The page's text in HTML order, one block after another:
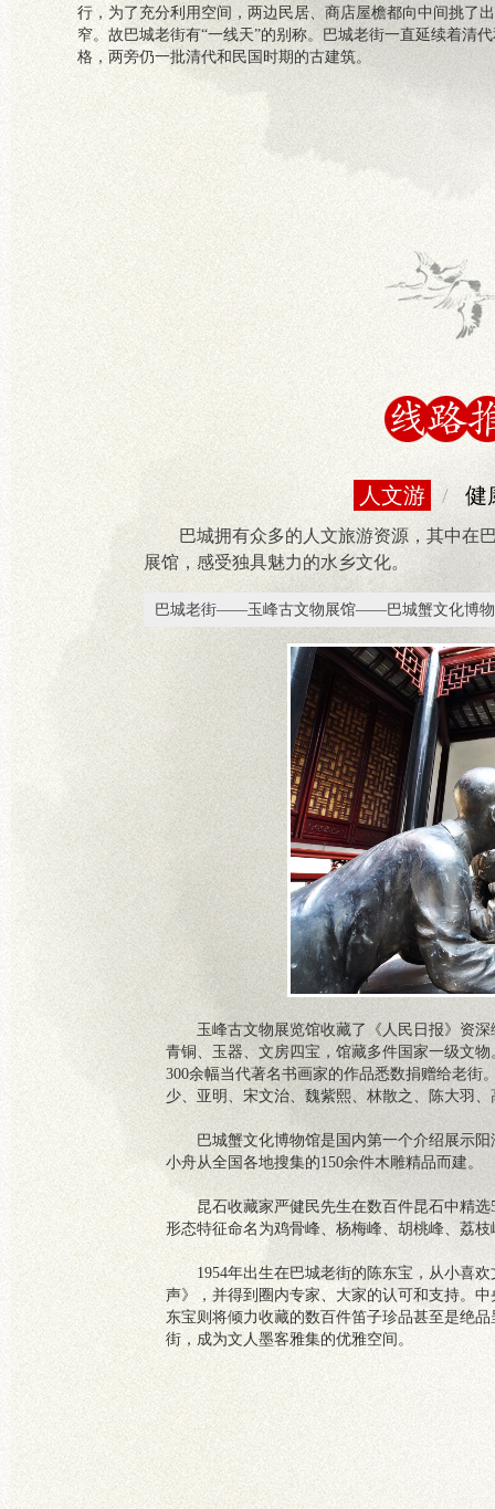
行，为了充分利用空间，两边民居、商店屋檐都向中间挑了
窄。故巴城老街有“一线天”的别称。巴城老街一直延续着清
格，两旁仍一批清代和民国时期的古建筑。
/
人文游 健
巴城拥有众多的人文旅游资源，其中在
展馆，感受独具魅力的水乡文化。
巴城老街——玉峰古文物展馆——巴城蟹文化
玉峰古文物展览馆收藏了《人民日报》资
青铜、玉器、文房四宝，馆藏多件国家一级文
300余幅当代著名书画家的作品悉数捐赠给老街
少、亚明、宋文治、魏紫熙、林散之、陈大羽
巴城蟹文化博物馆是国内第一个介绍展示
小舟从全国各地搜集的150余件木雕精品而建。
昆石收藏家严健民先生在数百件昆石中精
形态特征命名为鸡骨峰、杨梅峰、胡桃峰、荔
1954年出生在巴城老街的陈东宝，从小喜
声》，并得到圈内专家、大家的认可和支持。
东宝则将倾力收藏的数百件笛子珍品甚至是绝
街，成为文人墨客雅集的优雅空间。